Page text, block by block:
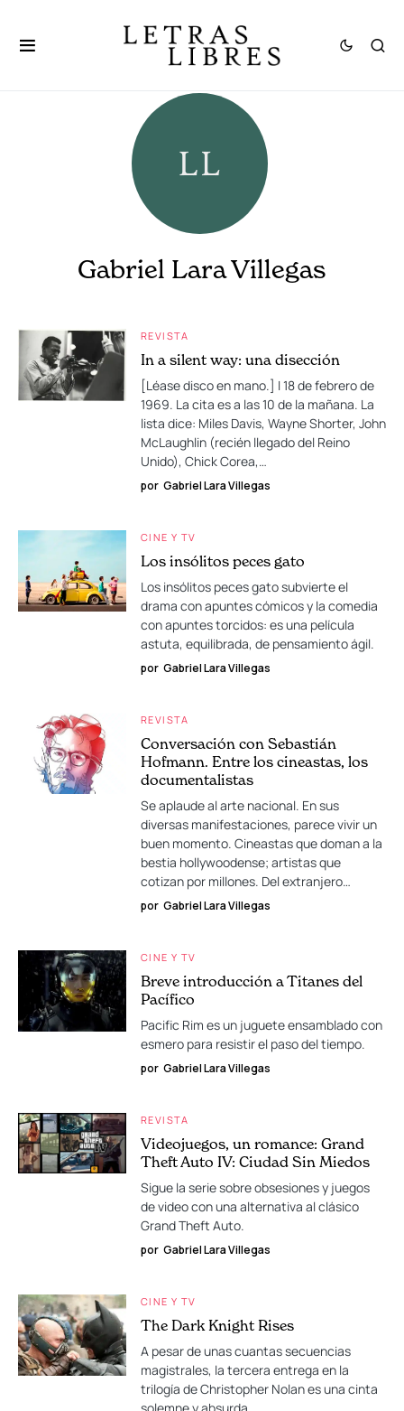
Gabriel Lara Villegas
REVISTA
In a silent way: una disección
[Léase disco en mano.] I 18 de febrero de
1969. La cita es a las 10 de la mañana. La
lista dice: Miles Davis, Wayne Shorter, John
McLaughlin (recién llegado del Reino
Unido), Chick Corea,…
por Gabriel Lara Villegas
CINE Y TV
Los insólitos peces gato
Los insólitos peces gato subvierte el
drama con apuntes cómicos y la comedia
con apuntes torcidos: es una película
astuta, equilibrada, de pensamiento ágil.
por Gabriel Lara Villegas
REVISTA
Conversación con Sebastián
Hofmann. Entre los cineastas, los
documentalistas
Se aplaude al arte nacional. En sus
diversas manifestaciones, parece vivir un
buen momento. Cineastas que doman a la
bestia hollywoodense; artistas que
cotizan por millones. Del extranjero…
por Gabriel Lara Villegas
CINE Y TV
Breve introducción a Titanes del
Pacífico
Pacific Rim es un juguete ensamblado con
esmero para resistir el paso del tiempo.
por Gabriel Lara Villegas
REVISTA
Videojuegos, un romance: Grand
Theft Auto IV: Ciudad Sin Miedos
Sigue la serie sobre obsesiones y juegos
de video con una alternativa al clásico
Grand Theft Auto.
por Gabriel Lara Villegas
CINE Y TV
The Dark Knight Rises
A pesar de unas cuantas secuencias
magistrales, la tercera entrega en la
trilogía de Christopher Nolan es una cinta